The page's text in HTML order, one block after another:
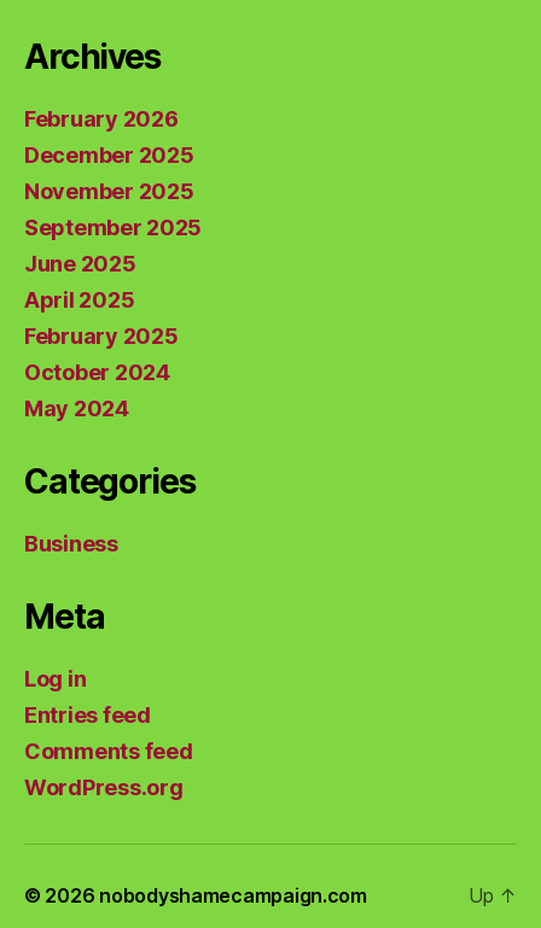
Archives
February 2026
December 2025
November 2025
September 2025
June 2025
April 2025
February 2025
October 2024
May 2024
Categories
Business
Meta
Log in
Entries feed
Comments feed
WordPress.org
© 2026 nobodyshamecampaign.com Up ↑